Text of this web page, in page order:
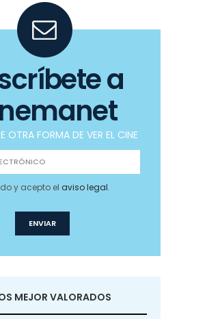
a
OTRA FORMA DE VER EL CINE
y acepto elaviso legal.
MEJOR VALORADOS